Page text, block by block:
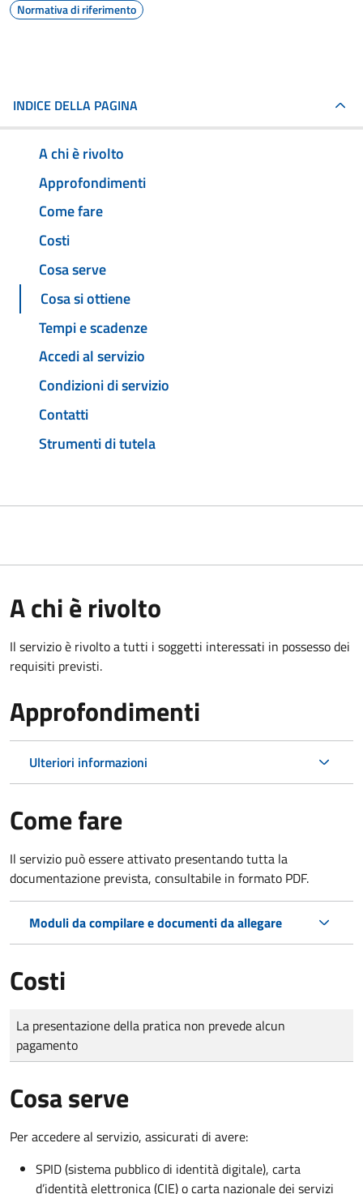
Normativa di riferimento
INDICE DELLA PAGINA
A chi è rivolto
Approfondimenti
Come fare
Costi
Cosa serve
Cosa si ottiene
Tempi e scadenze
Accedi al servizio
Condizioni di servizio
Contatti
Strumenti di tutela
A chi è rivolto
Il servizio è rivolto a tutti i soggetti interessati in possesso dei
requisiti previsti.
Approfondimenti
Ulteriori informazioni
Come fare
Il servizio può essere attivato presentando tutta la
documentazione prevista, consultabile in formato PDF.
Moduli da compilare e documenti da allegare
Costi
Tipo di pagamento
Importo
La presentazione della pratica non prevede alcun
pagamento
Cosa serve
Per accedere al servizio, assicurati di avere:
SPID (sistema pubblico di identità digitale), carta
d’identità elettronica (CIE) o carta nazionale dei servizi